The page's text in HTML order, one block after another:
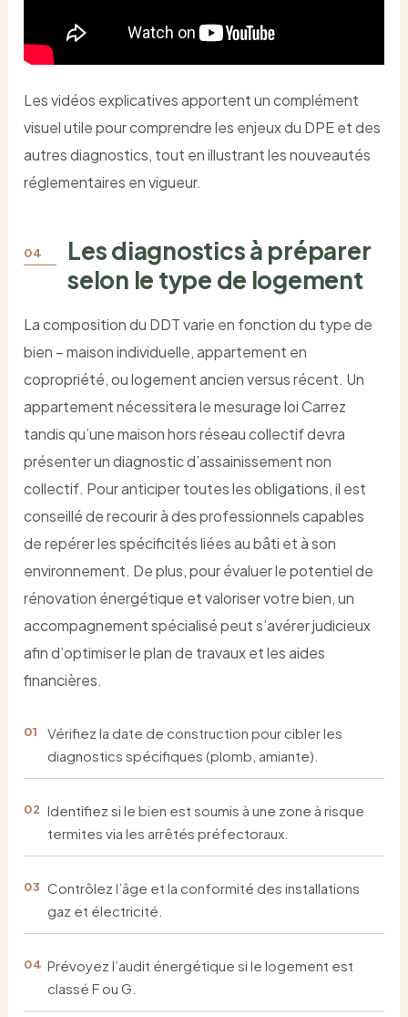
Les vidéos explicatives apportent un complément
visuel utile pour comprendre les enjeux du DPE et des
autres diagnostics, tout en illustrant les nouveautés
réglementaires en vigueur.
Les diagnostics à préparer
selon le type de logement
La composition du DDT varie en fonction du type de
bien – maison individuelle, appartement en
copropriété, ou logement ancien versus récent. Un
appartement nécessitera le mesurage loi Carrez
tandis qu’une maison hors réseau collectif devra
présenter un diagnostic d’assainissement non
collectif. Pour anticiper toutes les obligations, il est
conseillé de recourir à des professionnels capables
de repérer les spécificités liées au bâti et à son
environnement. De plus, pour évaluer le potentiel de
rénovation énergétique et valoriser votre bien, un
accompagnement spécialisé peut s’avérer judicieux
afin d’optimiser le plan de travaux et les aides
financières.
Vérifiez la date de construction pour cibler les
diagnostics spécifiques (plomb, amiante).
Identifiez si le bien est soumis à une zone à risque
termites via les arrêtés préfectoraux.
Contrôlez l’âge et la conformité des installations
gaz et électricité.
Prévoyez l’audit énergétique si le logement est
classé F ou G.